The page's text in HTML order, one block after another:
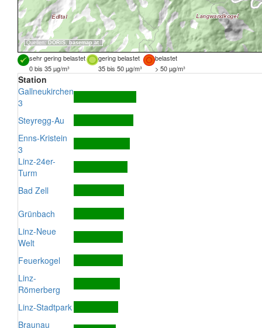
Quellen: DORIS, basemap.at
sehr gering belastet gering belastet
belastet
0 bis 35 µg/m³
35 bis 50 µg/m³ > 50 µg/m³
Station
Gallneukirchen
3
Steyregg-Au
Enns-Kristein
3
Linz-24er-
Turm
Bad Zell
Grünbach
Linz-Neue
Welt
Feuerkogel
Linz-
Römerberg
Linz-Stadtpark
Braunau